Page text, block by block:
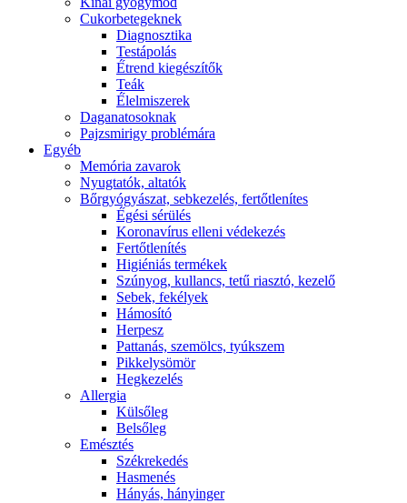
Cukorbetegeknek
Diagnosztika
Testápolás
É́trend kiegészítők
Teák
É́lelmiszerek
Daganatosoknak
Pajzsmirigy problémára
Egyéb
Memória zavarok
Nyugtatók, altatók
Bőrgyógyászat, sebkezelés, fertőtlenítes
É́gési sérülés
Koronavírus elleni védekezés
Fertőtlenítés
Higiéniás termékek
Szúnyog, kullancs, tetű riasztó, kezelő
Sebek, fekélyek
Hámosító
Herpesz
Pattanás, szemölcs, tyúkszem
Pikkelysömör
Hegkezelés
Allergia
Külsőleg
Belsőleg
Emésztés
Székrekedés
Hasmenés
Hányás, hányinger